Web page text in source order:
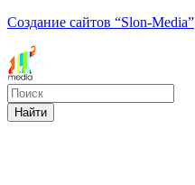
Создание сайтов “Slon-Media”
Найти